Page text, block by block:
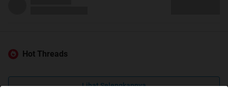
Hot Threads
Lihat Selengkapnya